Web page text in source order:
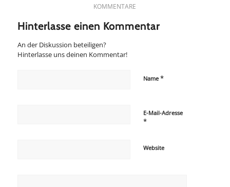
KOMMENTARE
Hinterlasse einen Kommentar
An der Diskussion beteiligen?
Hinterlasse uns deinen Kommentar!
Name *
E-Mail-Adresse
*
Website